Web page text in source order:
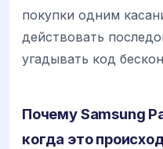
покупки одним
действовать
угадывать код
Почему Samsung
когда это